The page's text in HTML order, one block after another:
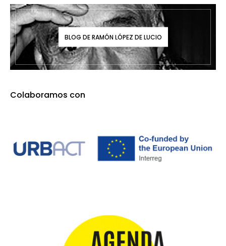
BLOG DE RAMÓN LÓPEZ DE LUCIO
Colaboramos con